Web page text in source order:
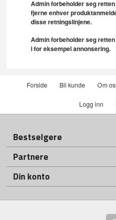
Admin forbeholder seg
fjerne enhver
disse retningslinjene.
Admin forbeholder seg
i for eksempel annonsering.
Forside Bli kunde Om
Logg inn
Bestselgere
Partnere
Din konto